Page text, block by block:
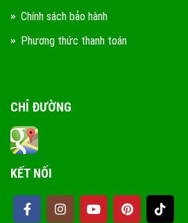
Chính sách bảo hành
Phương thức thanh toán
CHỈ ĐƯỜNG
KẾT NỐI